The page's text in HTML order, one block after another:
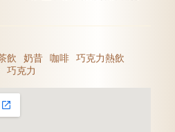
飲 奶昔 咖啡
巧克力熱飲
巧克力